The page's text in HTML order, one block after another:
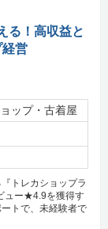
る！高収益と
営
ップ・古着屋
トレカショップラ
ュー★4.9を獲得す
トで、未経験者で